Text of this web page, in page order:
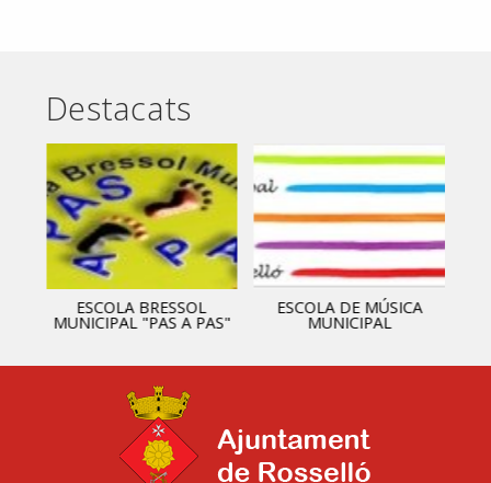
Destacats
ESCOLA BRESSOL
MUNICIPAL "PAS A PAS"
ESCOLA DE MÚSICA
MUNICIPAL